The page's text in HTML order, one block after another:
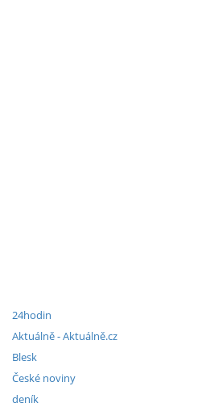
24hodin
Aktuálně - Aktuálně.cz
Blesk
České noviny
deník